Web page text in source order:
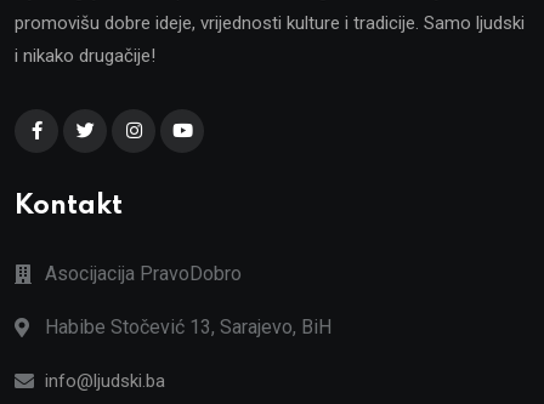
promovišu dobre ideje, vrijednosti kulture i tradicije. Samo ljudski
i nikako drugačije!
Kontakt
Asocijacija PravoDobro
Habibe Stočević 13, Sarajevo, BiH
info@ljudski.ba